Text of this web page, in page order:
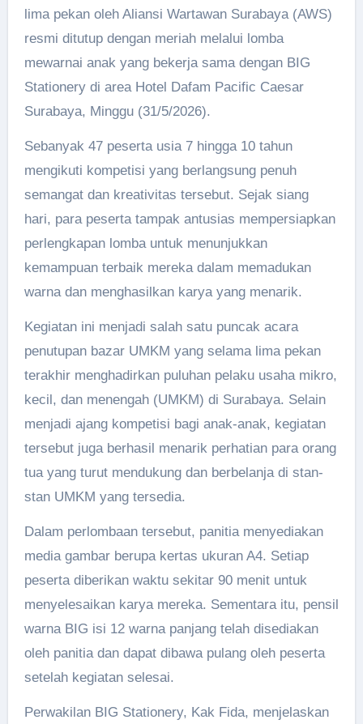
lima pekan oleh Aliansi Wartawan Surabaya (AWS)
resmi ditutup dengan meriah melalui lomba
mewarnai anak yang bekerja sama dengan BIG
Stationery di area Hotel Dafam Pacific Caesar
Surabaya, Minggu (31/5/2026).
Sebanyak 47 peserta usia 7 hingga 10 tahun
mengikuti kompetisi yang berlangsung penuh
semangat dan kreativitas tersebut. Sejak siang
hari, para peserta tampak antusias mempersiapkan
perlengkapan lomba untuk menunjukkan
kemampuan terbaik mereka dalam memadukan
warna dan menghasilkan karya yang menarik.
Kegiatan ini menjadi salah satu puncak acara
penutupan bazar UMKM yang selama lima pekan
terakhir menghadirkan puluhan pelaku usaha mikro,
kecil, dan menengah (UMKM) di Surabaya. Selain
menjadi ajang kompetisi bagi anak-anak, kegiatan
tersebut juga berhasil menarik perhatian para orang
tua yang turut mendukung dan berbelanja di stan-
stan UMKM yang tersedia.
Dalam perlombaan tersebut, panitia menyediakan
media gambar berupa kertas ukuran A4. Setiap
peserta diberikan waktu sekitar 90 menit untuk
menyelesaikan karya mereka. Sementara itu, pensil
warna BIG isi 12 warna panjang telah disediakan
oleh panitia dan dapat dibawa pulang oleh peserta
setelah kegiatan selesai.
Perwakilan BIG Stationery, Kak Fida, menjelaskan